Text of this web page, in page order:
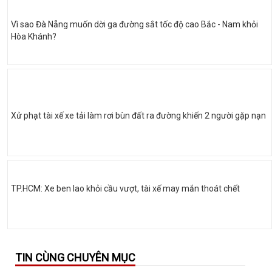
Vì sao Đà Nẵng muốn dời ga đường sắt tốc độ cao Bắc - Nam khỏi
Hòa Khánh?
Xử phạt tài xế xe tải làm rơi bùn đất ra đường khiến 2 người gặp nạn
TP.HCM: Xe ben lao khỏi cầu vượt, tài xế may mắn thoát chết
TIN CÙNG CHUYÊN MỤC